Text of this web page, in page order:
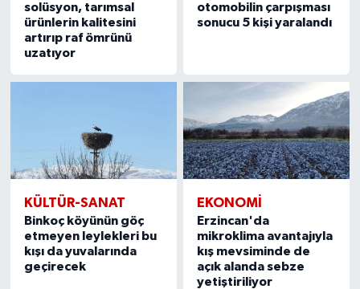
solüsyon, tarımsal
ürünlerin kalitesini
artırıp raf ömrünü
uzatıyor
otomobilin çarpışması
sonucu 5 kişi yaralandı
KÜLTÜR-SANAT
Binkoç köyünün göç
etmeyen leylekleri bu
kışı da yuvalarında
geçirecek
EKONOMİ
Erzincan'da
mikroklima avantajıyla
kış mevsiminde de
açık alanda sebze
yetiştiriliyor
POLİTİKA
SAĞLIK
SPOR
YAŞAM